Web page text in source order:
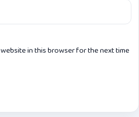
website in this browser for the next time